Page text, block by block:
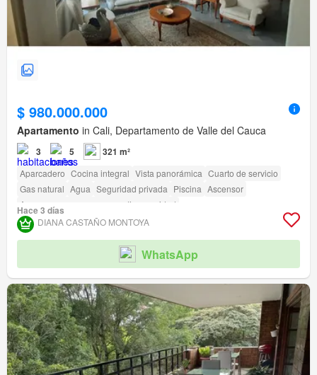
$ 980.000.000
Apartamento in Cali, Departamento de Valle del Cauca
3 5 321 m²
Aparcadero Cocina integral Vista panorámica Cuarto de servicio
Gas natural Agua Seguridad privada Piscina Ascensor
Acceso para personas con discapacidad
Hace 3 días
DIANA CASTAÑO MONTOYA
WhatsApp